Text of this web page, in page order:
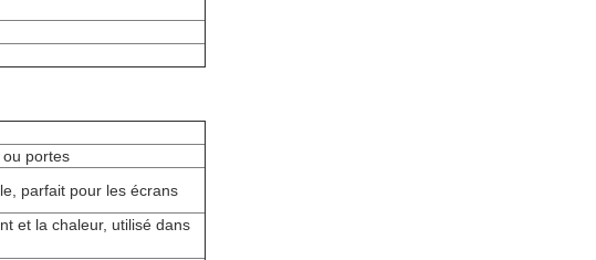
portes
parfait pour les écrans
et la chaleur, utilisé dans